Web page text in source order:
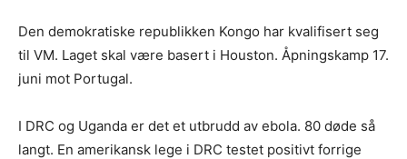
Den demokratiske republikken Kongo har kvalifisert seg
til VM. Laget skal være basert i Houston. Åpningskamp 17.
juni mot Portugal.
I DRC og Uganda er det et utbrudd av ebola. 80 døde så
langt. En amerikansk lege i DRC testet positivt forrige